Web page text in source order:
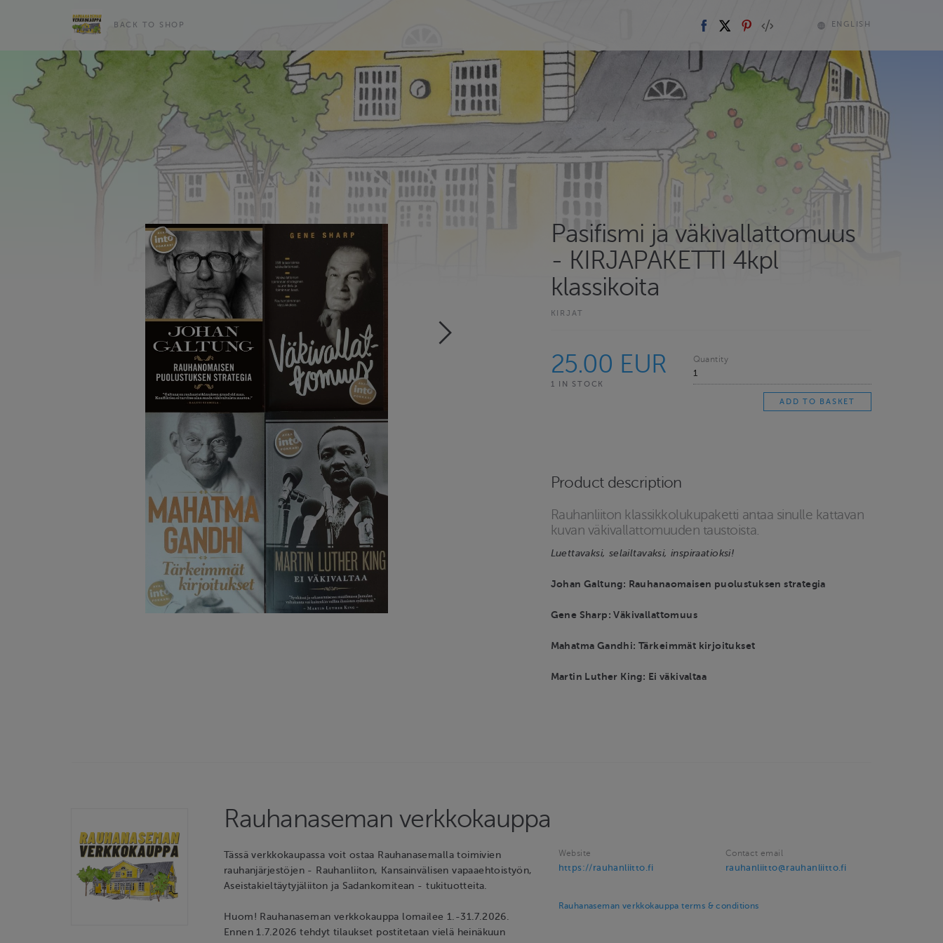
BACK TO SHOP ENGLISH
Pasifismi ja väkivallattomuus
- KIRJAPAKETTI 4kpl
klassikoita
KIRJAT
25.00 EUR
1 IN STOCK
Quantity
Product description
Rauhanliiton klassikkolukupaketti antaa sinulle kattavan
kuvan väkivallattomuuden taustoista.
Luettavaksi, selailtavaksi, inspiraatioksi!
Johan Galtung: Rauhanaomaisen puolustuksen strategia
Gene Sharp: Väkivallattomuus
Mahatma Gandhi: Tärkeimmät kirjoitukset
Martin Luther King: Ei väkivaltaa
Rauhanaseman verkkokauppa
Tässä verkkokaupassa voit ostaa Rauhanasemalla toimivien
rauhanjärjestöjen - Rauhanliiton, Kansainvälisen vapaaehtoistyön,
Aseistakieltäytyjäliiton ja Sadankomitean - tukituotteita.
Huom! Rauhanaseman verkkokauppa lomailee 1.-31.7.2026.
Ennen 1.7.2026 tehdyt tilaukset postitetaan vielä heinäkuun
Website
https://rauhanliitto.fi
Contact email
rauhanliitto@rauhanliitto.fi
Rauhanaseman verkkokauppa terms & conditions